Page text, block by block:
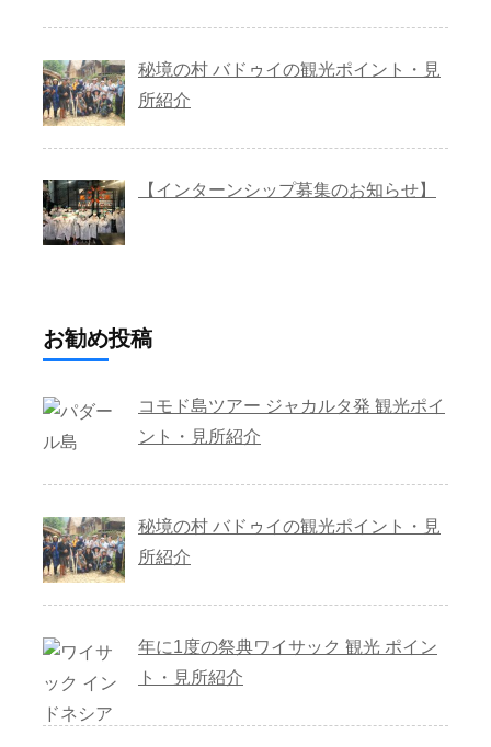
秘境の村 バドゥイの観光ポイント・見
所紹介
【インターンシップ募集のお知らせ】
お勧め投稿
コモド島ツアー ジャカルタ発 観光ポイ
ント・見所紹介
秘境の村 バドゥイの観光ポイント・見
所紹介
年に1度の祭典ワイサック 観光 ポイン
ト・見所紹介